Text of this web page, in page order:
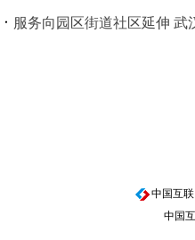
服务向园区街道社区延伸 武
中国互
中国